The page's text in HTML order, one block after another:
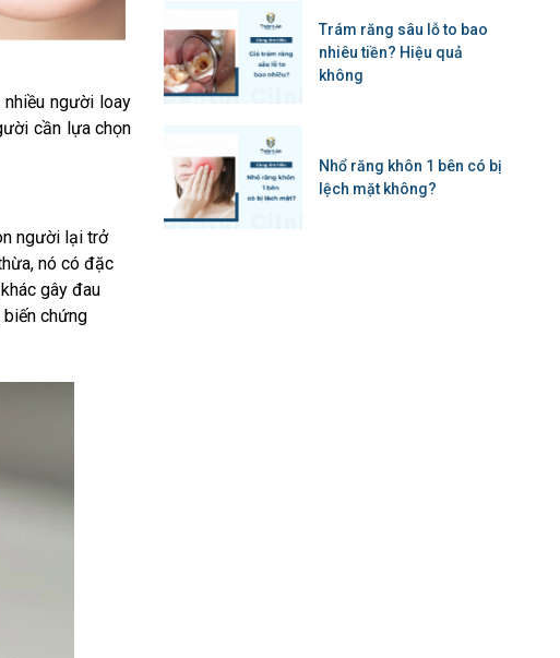
người loay
cần lựa chọn
người lại trở
nó có đặc
gây đau
biến chứng
Trám răng sâu lỗ to bao
nhiêu tiền? Hiệu quả
không
Nhổ răng khôn 1 bên có bị
lệch mặt không?